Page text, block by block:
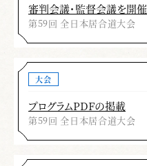
審判会議・監督会議を開催
第59回 全日本居合道大会
大会
プログラムPDFの掲載
第59回 全日本居合道大会